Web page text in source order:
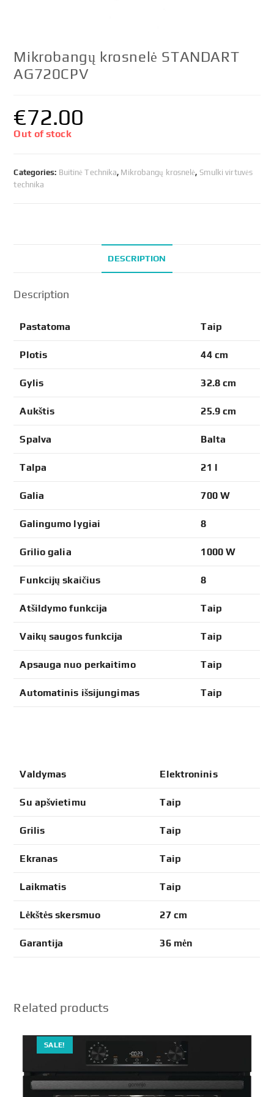
Mikrobangų krosnelė STANDART
AG720CPV
€72.00
Out of stock
Categories: Buitinė Technika, Mikrobangų krosnelė, Smulki virtuvės
technika
DESCRIPTION
Description
Pastatoma Taip
Plotis 44 cm
Gylis 32.8 cm
Aukštis 25.9 cm
Spalva Balta
Talpa 21 l
Galia 700 W
Galingumo lygiai 8
Grilio galia 1000 W
Funkcijų skaičius 8
Atšildymo funkcija Taip
Vaikų saugos funkcija Taip
Apsauga nuo perkaitimo Taip
Automatinis išsijungimas Taip
Valdymas Elektroninis
Su apšvietimu Taip
Grilis Taip
Ekranas Taip
Laikmatis Taip
Lėkštės skersmuo 27 cm
Garantija 36 mėn
Related products
SALE!